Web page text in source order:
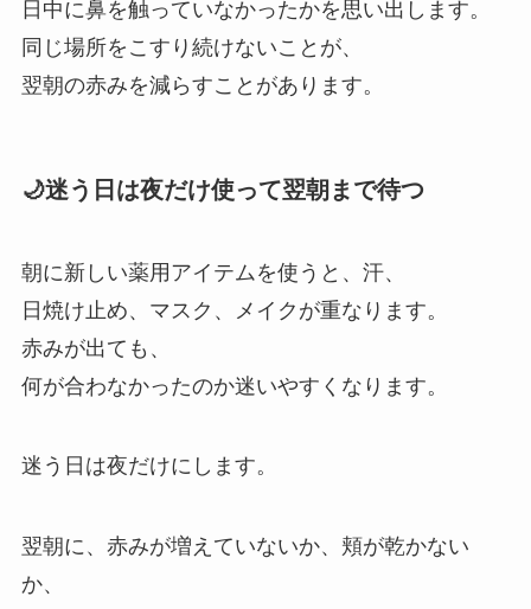
日中に鼻を触っていなかったかを思い出します。
同じ場所をこすり続けないことが、
翌朝の赤みを減らすことがあります。
🌙迷う日は夜だけ使って翌朝まで待つ
朝に新しい薬用アイテムを使うと、汗、
日焼け止め、マスク、メイクが重なります。
赤みが出ても、
何が合わなかったのか迷いやすくなります。
迷う日は夜だけにします。
翌朝に、赤みが増えていないか、頬が乾かない
か、